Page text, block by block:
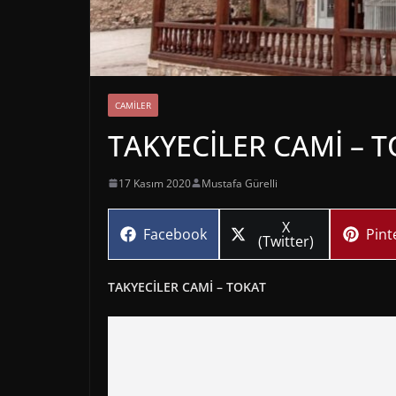
CAMILER
TAKYECİLER CAMİ –
17 Kasım 2020 Mustafa Gürelli
Share
Facebook Share
on
X
(Twitter)
TAKYECİLER CAMİ – TOKAT